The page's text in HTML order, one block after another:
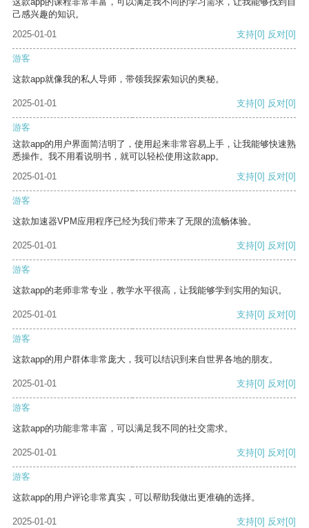
己感兴趣的知识。
2025-01-01
支持[0] 反对[0]
游客
这款app就像我的私人导师，带领我探索知识的奥秘。
2025-01-01 支持[0] 反对[0]
游客
这款app的用户界面简洁明了，使用起来非常容易上手，让我能够快速熟
悉操作。我不用看说明书，就可以轻松使用这款app。
2025-01-01
支持[0] 反对[0]
游客
这款加速器VPM应用程序已经为我们带来了无限的流畅体验。
2025-01-01 支持[0] 反对[0]
游客
这款app的老师非常专业，教学水平很高，让我能够学到实用的知识。
2025-01-01 支持[0] 反对[0]
游客
这款app的用户群体非常庞大，我可以结识到来自世界各地的朋友。
2025-01-01 支持[0] 反对[0]
游客
这款app的功能非常丰富，可以满足我不同的社交需求。
2025-01-01 支持[0] 反对[0]
游客
这款app的用户评论非常真实，可以帮助我做出更准确的选择。
2025-01-01 支持[0] 反对[0]